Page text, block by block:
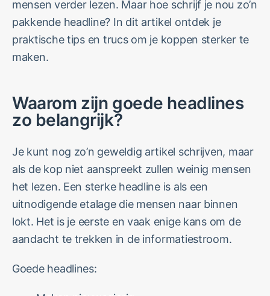
mensen verder lezen. Maar hoe schrijf je nou zo’n
pakkende headline? In dit artikel ontdek je
praktische tips en trucs om je koppen sterker te
maken.
Waarom zijn goede headlines
zo belangrijk?
Je kunt nog zo’n geweldig artikel schrijven, maar
als de kop niet aanspreekt zullen weinig mensen
het lezen. Een sterke headline is als een
uitnodigende etalage die mensen naar binnen
lokt. Het is je eerste en vaak enige kans om de
aandacht te trekken in de informatiestroom.
Goede headlines: